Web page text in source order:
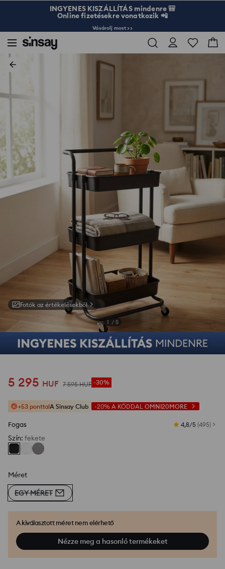
INGYENES KISZÁLLÍTÁS mindenre 🎒
Online fizetésekre vonatkozik 📲
Vásárolj most >>
Fotók az értékelésekből
1 / 5
5 295 HUF 7 595 HUF -30%
+53 ponttalA Sinsay Club -20% A KÓDDAL OMNI20MORE
Fogas 4,8/5 (495)
Szín: fekete
Méret
EGY MÉRET
A kiválasztott méret nem elérhető
Nézze meg a hasonló termékeket